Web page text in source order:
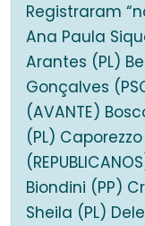
Registraram
Ana Paula
Arantes (PL)
Gonçalves
(AVANTE)
(PL)
Biondini (PP)
Sheila (PL)